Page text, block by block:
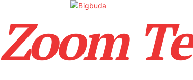
Zoom